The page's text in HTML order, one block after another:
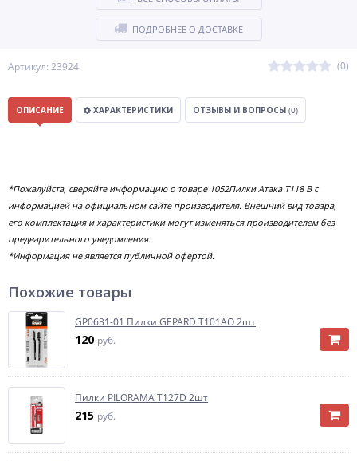
Артикул: 23924 (0)
ПОДРОБНЕЕ О ДОСТАВКЕ
ОПИСАНИЕ ХАРАКТЕРИСТИКИ ОТЗЫВЫ И ВОПРОСЫ (0)
*Пожалуйста, сверяйте информацию о товаре 1052Пилки Атака T118 B с
информацией на официальном сайте производителя. Внешний вид товара,
его комплектация и характеристики могут изменяться производителем без
предварительного уведомления.
*Информация не является публичной офертой.
Похожие товары
GP0631-01 Пилки GEPARD T101AO 2шт
120 руб.
Пилки PILORAMA T127D 2шт
215 руб.